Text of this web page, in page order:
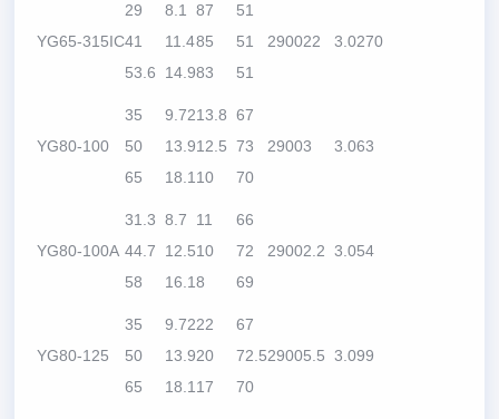
YG65-315IC
29
41
53.6
8.1
11.4
14.9
87
85
83
51
51
51
290022 3.0270
YG80-100
35
50
65
9.72
13.9
18.1
13.8
12.5
10
67
73
70
29003 3.063
YG80-100A
31.3
44.7
58
8.7
12.5
16.1
11
10
8
66
72
69
29002.2 3.054
YG80-125
35
50
65
9.72
13.9
18.1
22
20
17
67
72.5
70
29005.5 3.099